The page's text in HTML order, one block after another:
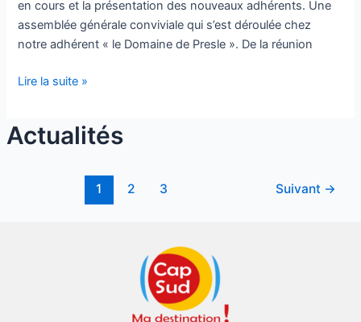
en cours et la présentation des nouveaux adhérents. Une
assemblée générale conviviale qui s’est déroulée chez
notre adhérent « le Domaine de Presle ». De la réunion
Lire la suite »
Actualités
1 2 3 Suivant →